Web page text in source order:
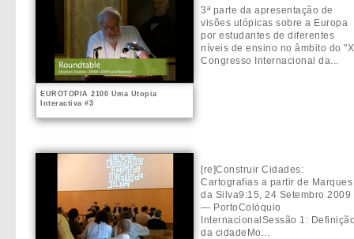
EUROTOPIA 2100 Uma Utopia
Interactiva #3
3ª parte da apresentação de
visões utópicas sobre a Europa
por estudantes de diferentes
níveis de ensino no âmbito do "X
Congresso Internacional da...
[re]Construir Cidades:
Cartografias a partir de Marques
da Silva9:15, 24 Setembro 2009
— PortoColóquio
InternacionalSessão 1:
da cidadeMo...